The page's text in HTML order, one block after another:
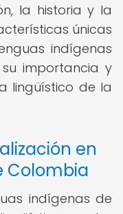
la historia y la
únicas
indígenas
importancia y
lingüístico de la
en
Colombia
indígenas de